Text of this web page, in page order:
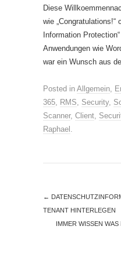
Diese
wie „Congratulations!“
Information
Anwendungen wie
war ein Wunsch aus
Posted in Allgemein,
365, RMS, Security,
Scanner, Client,
Raphael .
←
TENANT HINTERLEGEN
IMMER WISSEN